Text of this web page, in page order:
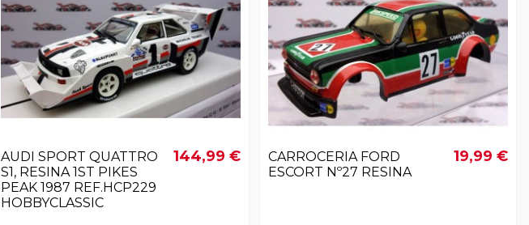
AUDI SPORT QUATTRO
S1, RESINA 1ST PIKES
PEAK 1987 REF.HCP229
HOBBYCLASSIC
144,99 €
CARROCERIA FORD
ESCORT Nº27 RESINA
19,99 €